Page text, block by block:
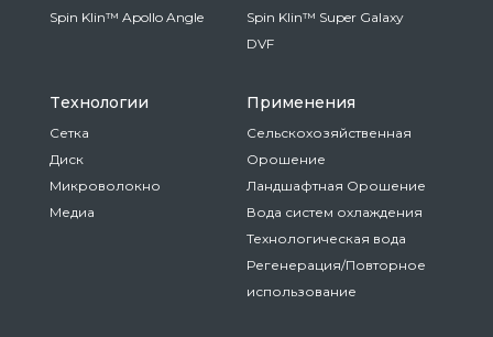
Spin Klin™ Apollo Angle
Spin Klin™ Super Galaxy
DVF
Tехнологии
Сетка
Диск
Микроволокно
Медиа
Применения
Сельскохозяйственная
Oрошение
Ландшафтная Oрошение
Вода систем охлаждения
Технологическая вода
Регенерация/Повторное
использование